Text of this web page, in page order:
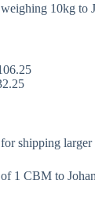
10kg to
shipping
1 CBM to